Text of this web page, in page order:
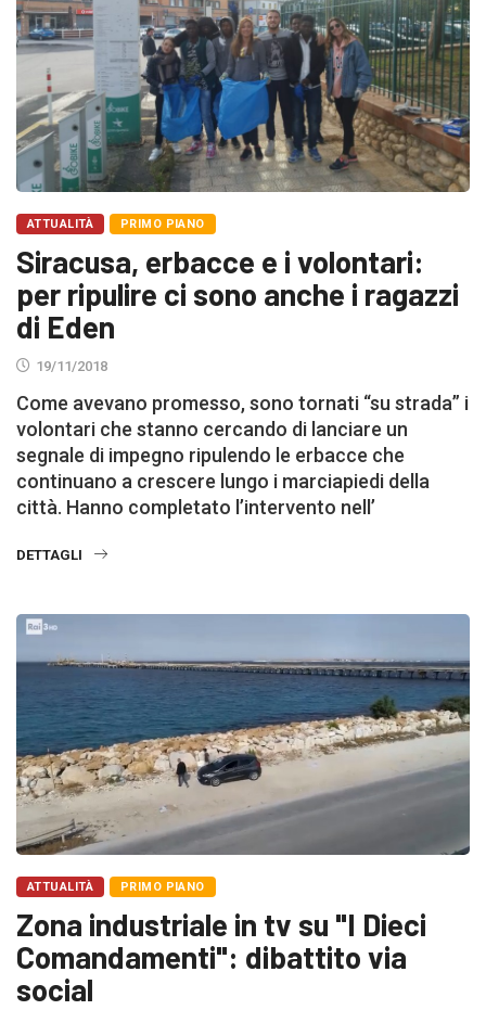
ATTUALITÀ PRIMO PIANO
Siracusa, erbacce e i volontari:
per ripulire ci sono anche i ragazzi
di Eden
19/11/2018
Come avevano promesso, sono tornati “su strada” i
volontari che stanno cercando di lanciare un
segnale di impegno ripulendo le erbacce che
continuano a crescere lungo i marciapiedi della
città. Hanno completato l’intervento nell’
DETTAGLI
ATTUALITÀ PRIMO PIANO
Zona industriale in tv su "I Dieci
Comandamenti": dibattito via
social